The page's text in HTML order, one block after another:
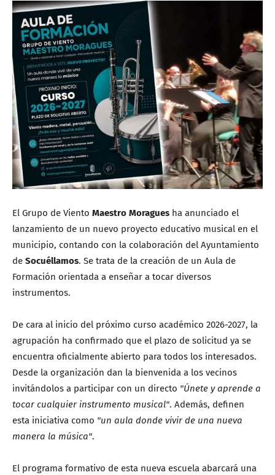
El Grupo de Viento Maestro Moragues ha anunciado el
lanzamiento de un nuevo proyecto educativo musical en el
municipio, contando con la colaboración del Ayuntamiento
de Socuéllamos. Se trata de la creación de un Aula de
Formación orientada a enseñar a tocar diversos
instrumentos.
De cara al inicio del próximo curso académico 2026-2027, la
agrupación ha confirmado que el plazo de solicitud ya se
encuentra oficialmente abierto para todos los interesados.
Desde la organización dan la bienvenida a los vecinos
invitándolos a participar con un directo "Únete y aprende a
tocar cualquier instrumento musical". Además, definen
esta iniciativa como "un aula donde vivir de una nueva
manera la música".
El programa formativo de esta nueva escuela abarcará una